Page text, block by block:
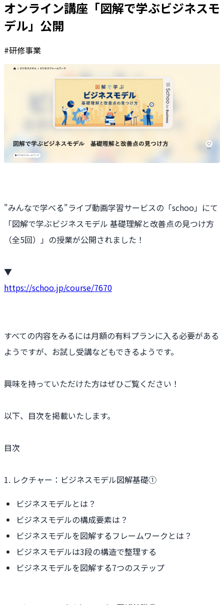
オンライン講座「図解で学ぶビジネスモ
デル」公開
#研修事業
"みんなで学べる"ライブ動画学習サービスの「schoo」にて
「図解で学ぶビジネスモデル 基礎理解と改善点の見つけ方
（全5回）」の授業が公開されました！
▼
https://schoo.jp/course/7670
すべての内容をみるには月額の有料プランに入る必要がある
ようですが、お試し受講などもできるようです。
興味を持っていただけた方はぜひご覧ください！
以下、目次を掲載いたします。
目次
1. レクチャー：ビジネスモデル図解基礎①
ビジネスモデルとは？
ビジネスモデルの構成要素は？
ビジネスモデルを図解するフレームワークとは？
ビジネスモデルは3段の構造で整理する
ビジネスモデルを図解する7つのステップ